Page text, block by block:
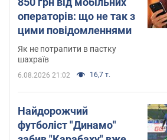
операторів: що не так з
цими повідомленнями
Як не потрапити в пастку
шахраїв
6.08.2026 21:02 16,7 т.
Найдорожчий
футболіст "Динамо"